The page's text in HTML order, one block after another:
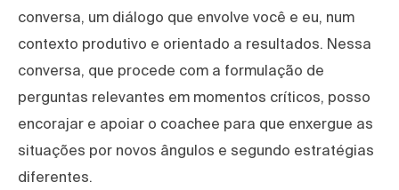
conversa, um diálogo que envolve você e eu, num
contexto produtivo e orientado a resultados. Nessa
conversa, que procede com a formulação de
perguntas relevantes em momentos críticos, posso
encorajar e apoiar o coachee para que enxergue as
situações por novos ângulos e segundo estratégias
diferentes.